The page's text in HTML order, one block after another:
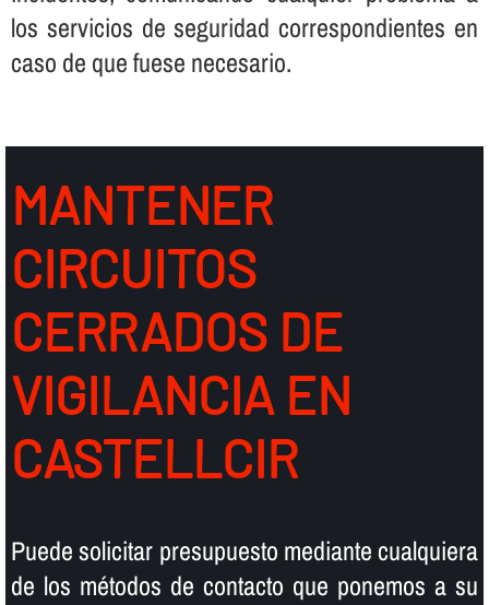
los servicios de seguridad correspondientes en
caso de que fuese necesario.
MANTENER
CIRCUITOS
CERRADOS DE
VIGILANCIA EN
CASTELLCIR
Puede solicitar presupuesto mediante cualquiera
de los métodos de contacto que ponemos a su